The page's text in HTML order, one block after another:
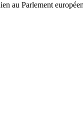
au Parlement